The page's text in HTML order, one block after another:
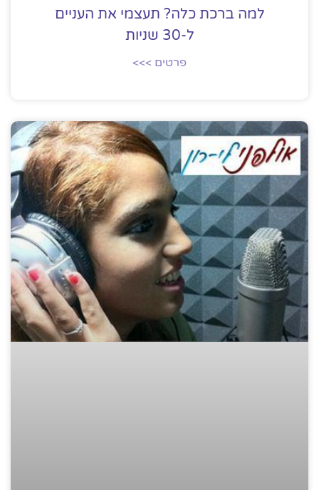
למה ברכת כלה? תעצמי את העניים
ל-30 שניות
פרטים >>>